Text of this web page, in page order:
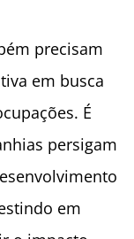
precisam
em busca
É
persigam
em